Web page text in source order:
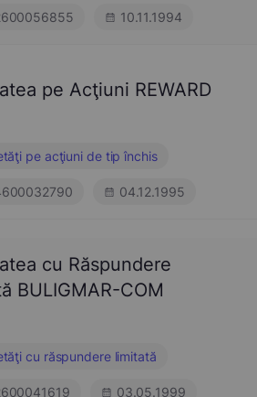
10.11.1994
pe Acţiuni REWARD
pe acţiuni de tip închis
04.12.1995
cu Răspundere
BULIGMAR-COM
cu răspundere limitată
03.05.1999